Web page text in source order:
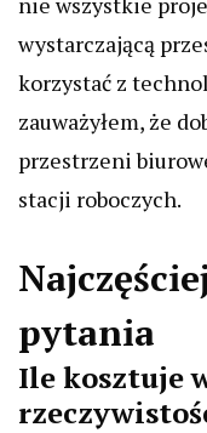
wystarczającą
korzystać z
zauważyłem, że
przestrzeni
stacji roboczych.
pytania
Ile kosztuje